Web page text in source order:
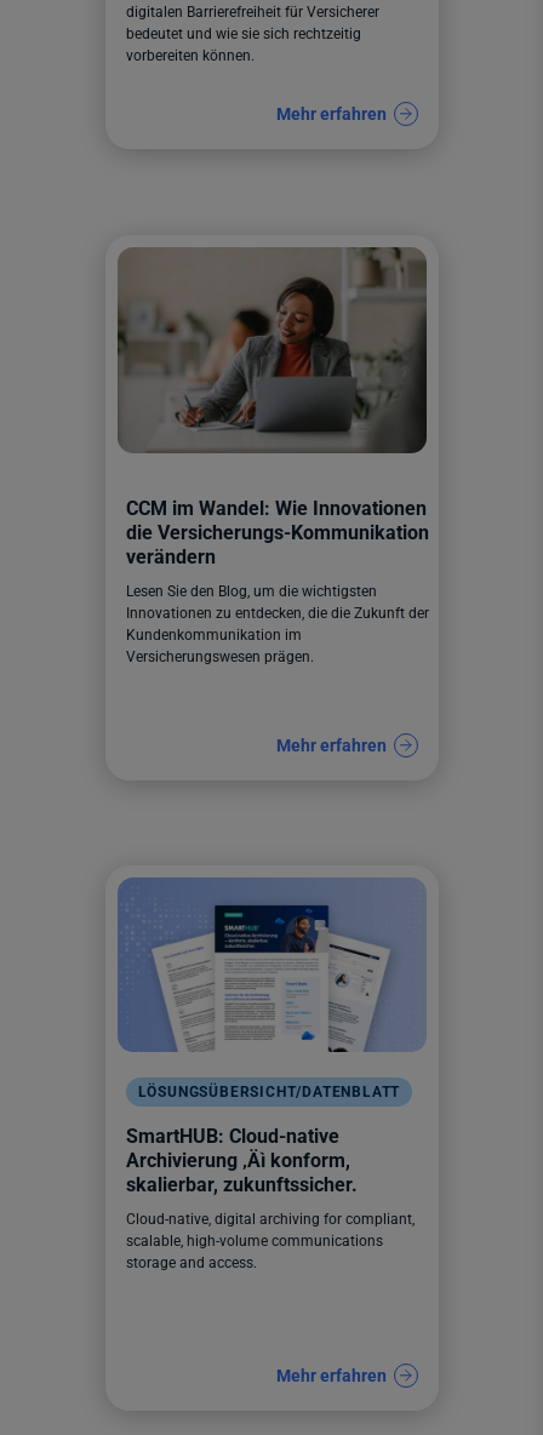
digitalen Barrierefreiheit für Versicherer
bedeutet und wie sie sich rechtzeitig
vorbereiten können.
Mehr erfahren
CCM im Wandel: Wie Innovationen
die Versicherungs-Kommunikation
verändern
Lesen Sie den Blog, um die wichtigsten
Innovationen zu entdecken, die die Zukunft der
Kundenkommunikation im
Versicherungswesen prägen.
Mehr erfahren
LÖSUNGSÜBERSICHT/DATENBLATT
SmartHUB: Cloud-native
Archivierung ‚Äì konform,
skalierbar, zukunftssicher.
Cloud-native, digital archiving for compliant,
scalable, high-volume communications
storage and access.
Mehr erfahren